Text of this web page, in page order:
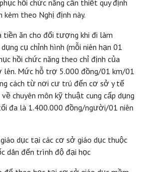
hồi chức năng cần thiết quy định
kèm theo Nghị định này.
ăn cho đối tượng khi đi làm
cụ chỉnh hình (mỗi niên hạn 01
hồi chức năng theo chỉ định của
lên. Mức hỗ trợ 5.000 đồng/01 km/01
cách từ nơi cư trú đến cơ sở y tế
chuyên môn kỹ thuật cung cấp dụng
đa là 1.400.000 đồng/người/01 niên
dục tại các cơ sở giáo dục thuộc
dân đến trình độ đại học